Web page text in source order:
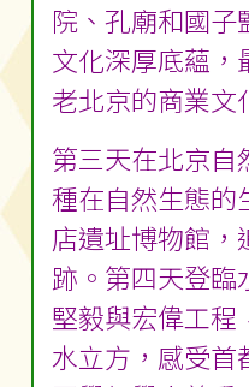
院、孔廟和國子
文化深厚底蘊，
老北京的商業文
第三天在北京自
種在自然生態的
店遺址博物館，
跡。第四天登臨
堅毅與宏偉工程
水立方，感受首